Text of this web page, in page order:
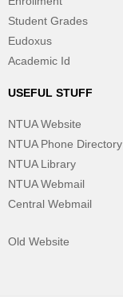
Student Grades
Eudoxus
Academic Id
USEFUL STUFF
NTUA Website
NTUA Phone Directory
NTUA Library
NTUA Webmail
Central Webmail
Old Website